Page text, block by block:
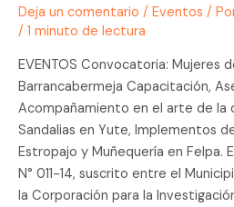
Deja un comentario / Eventos /
/ 1 minuto de lectura
EVENTOS Convocatoria: Mujeres
Barrancabermeja Capacitación,
Acompañamiento en el arte de la
Sandalias en Yute, Implementos
Estropajo y Muñequería en Felpa.
N° 011-14, suscrito entre el
la Corporación para la